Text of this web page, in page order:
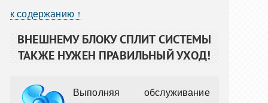
к содержанию ↑
ВНЕШНЕМУ БЛОКУ СПЛИТ СИСТЕМЫ
ТАКЖЕ НУЖЕН ПРАВИЛЬНЫЙ УХОД!
Выполняя обслуживание